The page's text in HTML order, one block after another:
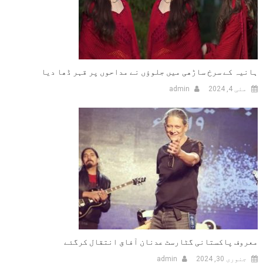
ہانیہ کے سرخ ساڑھی میں جلوؤں نے مداحوں پر قہر ڈھا دیا
مئی 4, 2024 admin
معروف پاکستانی گٹارسٹ عدنان آفاق انتقال کرگئے
جنوری 30, 2024 admin